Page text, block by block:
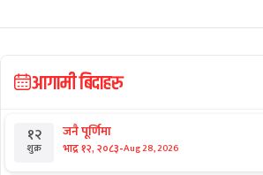
आगामी बिदाहरु
१२
शुक्र
जनै पूर्णिमा
भाद्र १२, २०८३-Aug 28, 2026